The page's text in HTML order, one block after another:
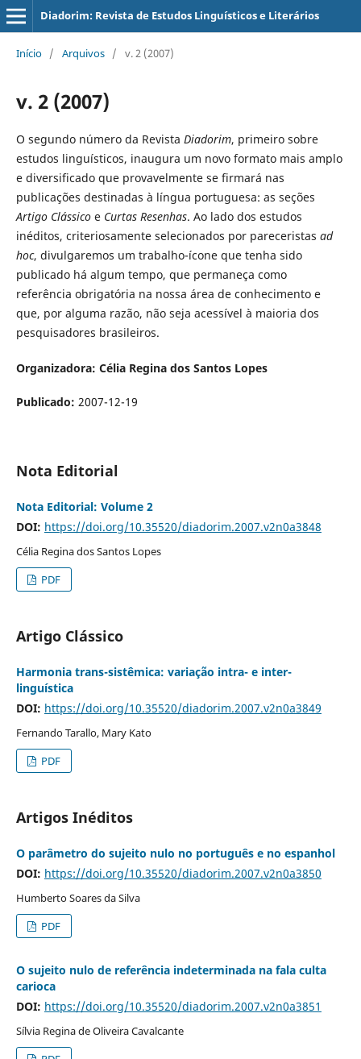
Diadorim: Revista de Estudos Linguísticos e Literários
Início / Arquivos / v. 2 (2007)
v. 2 (2007)
O segundo número da Revista Diadorim, primeiro sobre
estudos linguísticos, inaugura um novo formato mais amplo
e diversificado que provavelmente se firmará nas
publicações destinadas à língua portuguesa: as seções
Artigo Clássicoe Curtas Resenhas. Ao lado dos estudos
inéditos, criteriosamente selecionados por pareceristas ad
hoc, divulgaremos um trabalho-ícone que tenha sido
publicado há algum tempo, que permaneça como
referência obrigatória na nossa área de conhecimento e
que, por alguma razão, não seja acessível à maioria dos
pesquisadores brasileiros.
Organizadora: Célia Regina dos Santos Lopes
Publicado: 2007-12-19
Nota Editorial
Nota Editorial: Volume 2
DOI: https://doi.org/10.35520/diadorim.2007.v2n0a3848
Célia Regina dos Santos Lopes
PDF
Artigo Clássico
Harmonia trans-sistêmica: variação intra- e inter-
linguística
DOI: https://doi.org/10.35520/diadorim.2007.v2n0a3849
Fernando Tarallo, Mary Kato
PDF
Artigos Inéditos
O parâmetro do sujeito nulo no português e no espanhol
DOI: https://doi.org/10.35520/diadorim.2007.v2n0a3850
Humberto Soares da Silva
PDF
O sujeito nulo de referência indeterminada na fala culta
carioca
DOI: https://doi.org/10.35520/diadorim.2007.v2n0a3851
Sílvia Regina de Oliveira Cavalcante